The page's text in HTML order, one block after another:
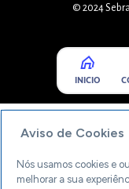
© 2024
INICIO
Aviso de Cookies
Nós usamos cookies e
melhorar a sua